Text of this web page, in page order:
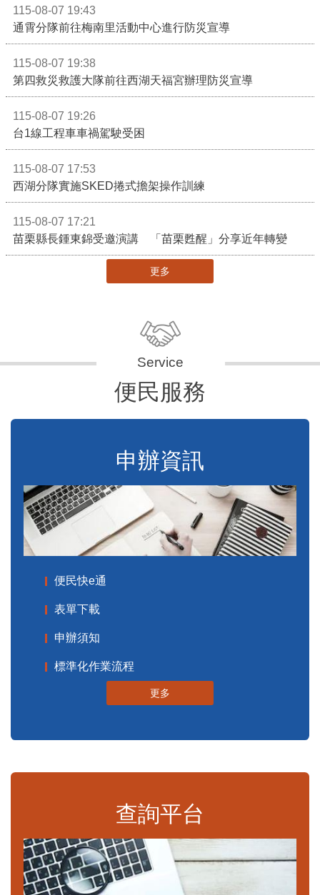
115-08-07 19:43
通霄分隊前往梅南里活動中心進行防災宣導
115-08-07 19:38
第四救災救護大隊前往西湖天福宮辦理防災宣導
115-08-07 19:26
台1線工程車車禍駕駛受困
115-08-07 17:53
西湖分隊實施SKED捲式擔架操作訓練
115-08-07 17:21
苗栗縣長鍾東錦受邀演講 「苗栗甦醒」分享近年轉變
更多
便民服務
申辦資訊
便民快e通
表單下載
申辦須知
標準化作業流程
更多
查詢平台